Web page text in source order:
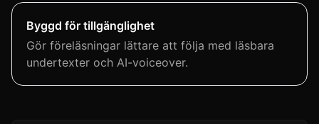
Byggd för tillgänglighet
Gör föreläsningar lättare att följa med läsbara
undertexter och AI-voiceover.